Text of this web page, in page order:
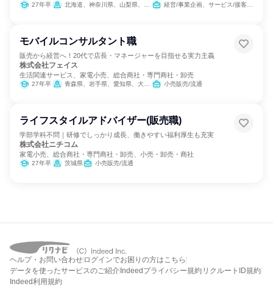
27年卒 北海道、神奈川県、山梨県、鳥取県、島根県、岡山県、山口県 経営/事業企画、サービス/接客、小売販売/流通
モバイルコンサルタント職
販売から経営へ！20代で店長・マネージャーを目指せる実力主義
株式会社フェイス
生活関連サービス、家電小売、総合商社・専門商社・卸売
27年卒 青森県、岩手県、愛知県、大阪府、兵庫県、奈良県、和歌山県、鳥取県、島根県、岡山県、広島県、山口県、徳島県、香川県、愛媛県、高知県 小売販売/流通
ライフスタイルアドバイザー(販売職)
学部学科不問｜研修でしっかり成長、働きやすい福利厚生も充実
株式会社ニチコム
家電小売、総合商社・専門商社・卸売、小売・卸売・商社
27年卒 茨城県 小売販売/流通
ヘルプ・お問い合わせ ログインでお困りの方はこちら
データを使ったサービスのご紹介 Indeedプライバシー規約 リクルートID規約
Indeed利用規約